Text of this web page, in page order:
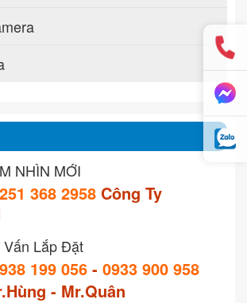
NHÌN MỚI
368 2958 Công Ty
Lắp Đặt
199 056 - 0933 900 958
- Mr.Quân